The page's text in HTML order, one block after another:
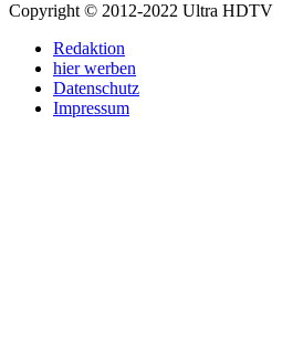
Copyright © 2012-2022 Ultra HDTV
Redaktion
hier werben
Datenschutz
Impressum